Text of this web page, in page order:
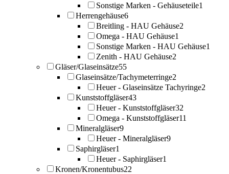
Sonstige Marken - Gehäuseteile1
Herrengehäuse6
Breitling - HAU Gehäuse2
Omega - HAU Gehäuse1
Sonstige Marken - HAU Gehäuse1
Zenith - HAU Gehäuse2
Gläser/Glaseinsätze55
Glaseinsätze/Tachymeterringe2
Heuer - Glaseinsätze Tachyringe2
Kunststoffgläser43
Heuer - Kunststoffgläser32
Omega - Kunststoffgläser11
Mineralgläser9
Heuer - Mineralgläser9
Saphirgläser1
Heuer - Saphirgläser1
Kronen/Kronentubus22